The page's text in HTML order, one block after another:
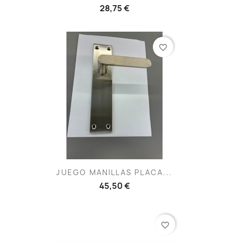
28,75 €
JUEGO MANILLAS PLACA...
45,50 €
favorite_border
favorite_border